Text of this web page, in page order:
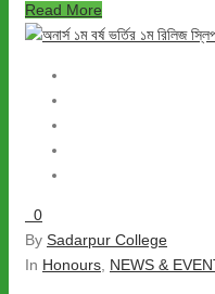
Read More
0
By Sadarpur College
In Honours NEWS &